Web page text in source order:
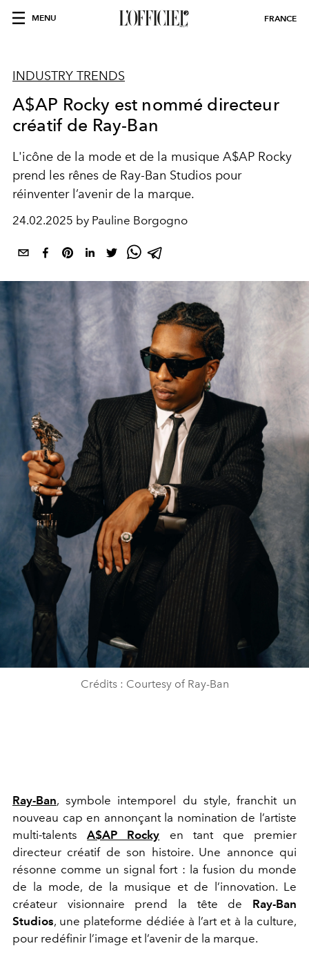
MENU FRANCE
INDUSTRY TRENDS
A$AP Rocky est nommé directeur
créatif de Ray-Ban
L'icône de la mode et de la musique A$AP Rocky
prend les rênes de Ray-Ban Studios pour
réinventer l’avenir de la marque.
24.02.2025 by Pauline Borgogno
Crédits : Courtesy of Ray-Ban
Ray-Ban, symbole intemporel du style, franchit un
nouveau cap en annonçant la nomination de l’artiste
multi-talentsA$AP Rocky en tant que premier
directeur créatif de son histoire. Une annonce qui
résonne comme un signal fort : la fusion du monde
de la mode, de la musique et de l’innovation. Le
créateur visionnaire prend la tête de Ray-Ban
Studios, une plateforme dédiée à l’art et à la culture,
pour redéfinir l’image et l’avenir de la marque.